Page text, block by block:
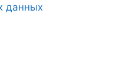
данных